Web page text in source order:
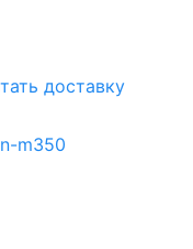
доставку
m350